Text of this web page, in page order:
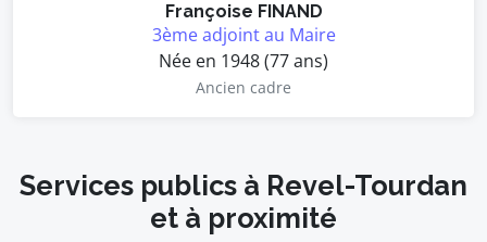
Françoise FINAND
3ème adjoint au Maire
Née en 1948 (77 ans)
Ancien cadre
Services publics à Revel-Tourdan
et à proximité